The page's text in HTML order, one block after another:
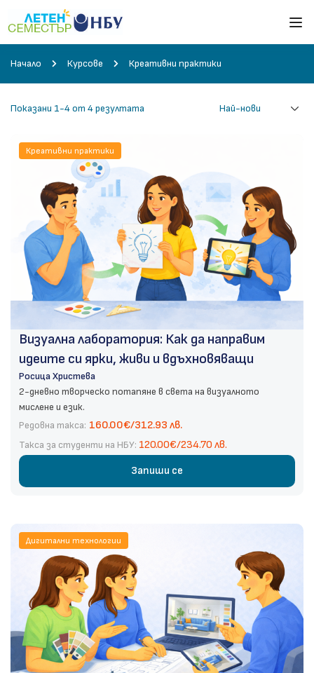
Начало Курсове Креативни практики
Показани 1-4 от 4 резултата
Креативни практики
Визуална лаборатория: Как да направим
идеите си ярки, живи и вдъхновяващи
Росица Христева
2-дневно творческо потапяне в света на визуалното
мислене и език.
Редовна такса: 160.00€/312.93 лв.
Такса за студенти на НБУ: 120.00€/234.70 лв.
Запиши се
Дигитални технологии